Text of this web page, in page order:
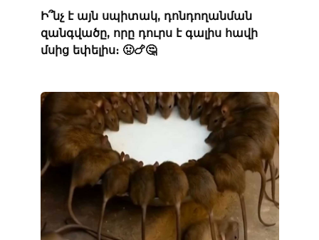
Ի՞նչ է այն սպիտակ, դոնդողանման
զանգվածը, որը դուրս է գալիս հավի
մսից եփելիս։ 🤢🍗🤔